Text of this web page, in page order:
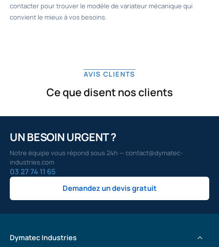
contacter pour trouver le modèle de variateur mécanique qui
convient le mieux à vos besoins.
AVIS CLIENTS
Ce que disent nos clients
UN BESOIN URGENT ?
Notre équipe vous répond sous 24h — contact@dymatec-
industries.com
03 27 74 11 65
Demandez un devis gratuit
Dymatec Industries